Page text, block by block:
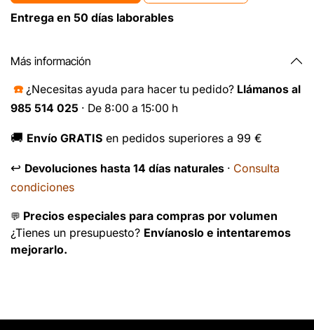
Entrega en 50 días laborables
Más información
☎️ ¿Necesitas ayuda para hacer tu pedido? Llámanos al
985 514 025 · De 8:00 a 15:00 h
🚚 Envío GRATIS en pedidos superiores a 99 €
↩️ Devoluciones hasta 14 días naturales · Consulta
condiciones
💬 Precios especiales para compras por volumen
¿Tienes un presupuesto? Envíanoslo e intentaremos
mejorarlo.